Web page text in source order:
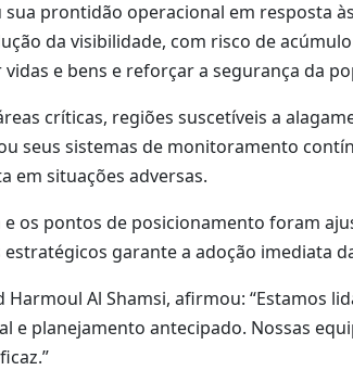
sua prontidão operacional em resposta
da visibilidade, com risco de
e bens e reforçar a segurança da
críticas, regiões suscetíveis a
seus sistemas de monitoramento
em situações adversas.
os pontos de posicionamento foram
garante a adoção imediata
Al Shamsi, afirmou: “Estamos
planejamento antecipado. Nossas